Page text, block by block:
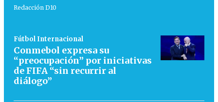
Redacción D10
Fútbol Internacional
Conmebol expresa su
“preocupación” por iniciativas
de FIFA “sin recurrir al
diálogo”